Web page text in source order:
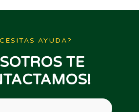
AYUDA?
TE